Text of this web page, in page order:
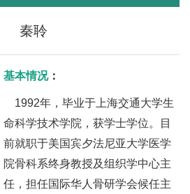
秦聆
基本情况：
1992年，毕业于上海交通大学生
命科学技术学院，获学士学位。目
前就职于美国宾夕法尼亚大学医学
院骨科系终身教授及组织学中心主
任，担任国际华人骨研学会候任主